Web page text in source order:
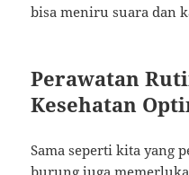
bisa meniru suara dan
Perawatan
Kesehatan
Sama seperti kita yang